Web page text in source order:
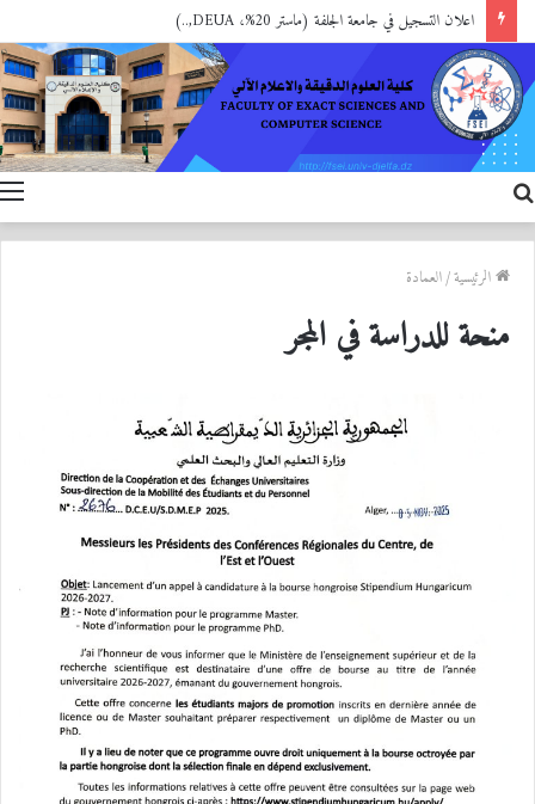
اعلان التسجيل في جامعة الجلفة (ماستر 20%، DEUA,..)
عن
الرئيسية/العمادة
منحة للدراسة في المجر